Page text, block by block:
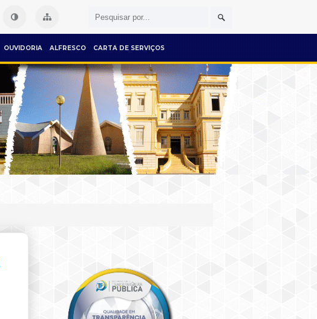
OUVIDORIA ALFRESCO CARTA DE SERVIÇOS